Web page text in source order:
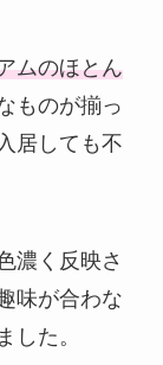
ムのほとん
ものが揃っ
居しても不
濃く反映さ
味が合わな
した。